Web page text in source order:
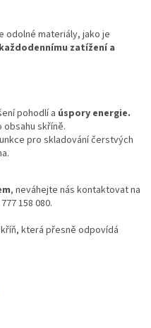
odolné materiály, jako je
zatížení a
pohodlí a úspory energie.
obsahu skříně.
pro skladování čerstvých
, neváhejte nás kontaktovat na
158 080.
která přesně odpovídá